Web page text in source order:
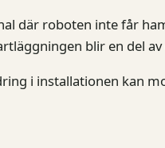
där roboten inte får
blir en del
i installationen kan